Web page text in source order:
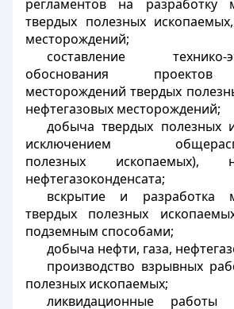
регламентов на разработку
твердых полезных
месторождений;
составление технико-
обоснования проектов
месторождений твердых
нефтегазовых месторождений;
добыча твердых полезных
исключением
полезных ископаемых),
нефтегазоконденсата;
вскрытие и разработка
твердых полезных
подземным способами;
добыча нефти, газа,
производство взрывных
полезных ископаемых;
ликвидационные